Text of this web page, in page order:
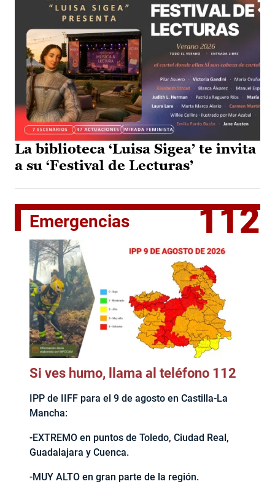
La biblioteca ‘Luisa Sigea’ te invita
a su ‘Festival de Lecturas’
Emergencias 112
Si ves humo, llama al teléfono 112
IPP de IIFF para el 9 de agosto en Castilla-La
Mancha:
-EXTREMO en puntos de Toledo, Ciudad Real,
Guadalajara y Cuenca.
-MUY ALTO en gran parte de la región.